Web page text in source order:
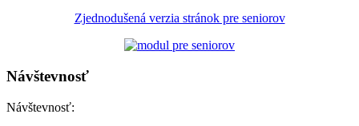
Zjednodušená verzia stránok pre seniorov
Návštevnosť
Návštevnosť: